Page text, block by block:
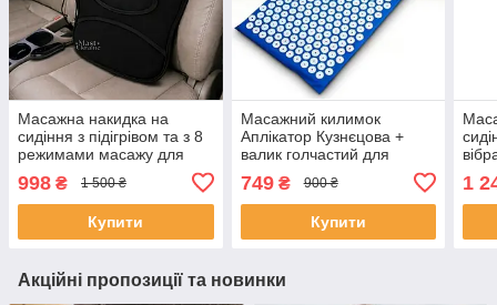
Масажна накидка на
сидіння з підігрівом та з 8
режимами масажу для
спини та шиї з таймером
та пультом керування, LY-
407
998 ₴ 1 500 ₴
Купити
Масажний килимок
Аплікатор Кузнєцова +
валик голчастий для
всього тіла KK-303 Синій
749₴ 900 ₴
Купити
і
1
Акційні пропозиції та новинки